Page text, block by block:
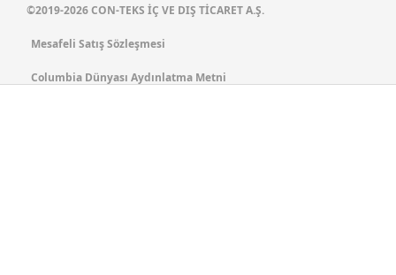
©2019-2026 CON-TEKS İÇ VE DIŞ TİCARET A.Ş.
Mesafeli Satış Sözleşmesi
Columbia Dünyası Aydınlatma Metni